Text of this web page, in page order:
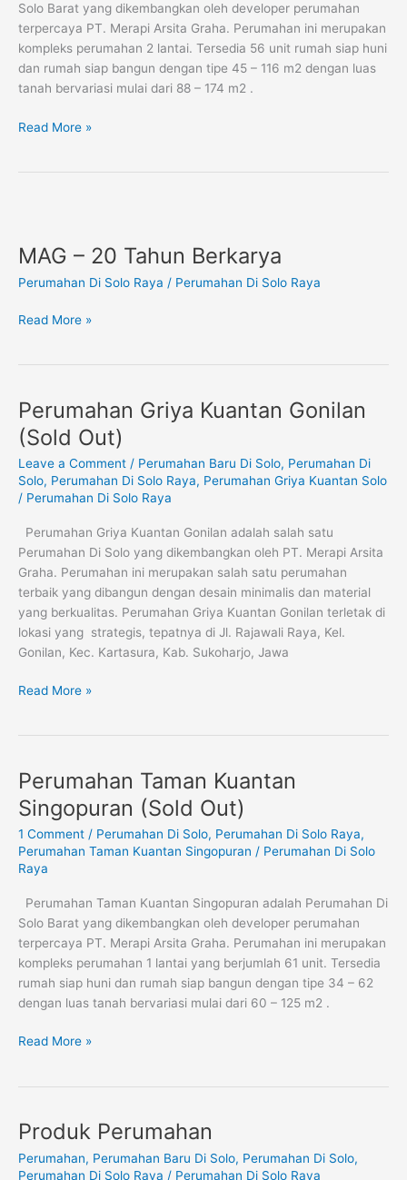
Solo Barat yang dikembangkan oleh developer perumahan
terpercaya PT. Merapi Arsita Graha. Perumahan ini merupakan
kompleks perumahan 2 lantai. Tersedia 56 unit rumah siap huni
dan rumah siap bangun dengan tipe 45 – 116 m2 dengan luas
tanah bervariasi mulai dari 88 – 174 m2 .
Read More »
MAG – 20 Tahun Berkarya
Perumahan Di Solo Raya / Perumahan Di Solo Raya
20
Berkarya
Read More »
Perumahan Griya Kuantan Gonilan
(Sold Out)
Leave a Comment / Perumahan Baru Di Solo, Perumahan Di
Solo, Perumahan Di Solo Raya, Perumahan Griya Kuantan Solo
/ Perumahan Di Solo Raya
Perumahan Griya Kuantan Gonilan adalah salah satu
Perumahan Di Solo yang dikembangkan oleh PT. Merapi Arsita
Graha. Perumahan ini merupakan salah satu perumahan
terbaik yang dibangun dengan desain minimalis dan material
yang berkualitas. Perumahan Griya Kuantan Gonilan terletak di
lokasi yang strategis, tepatnya di Jl. Rajawali Raya, Kel.
Gonilan, Kec. Kartasura, Kab. Sukoharjo, Jawa
Perumahan
Griya
Kuantan
Gonilan
(Sold
Out)
Read More »
Perumahan Taman Kuantan
Singopuran (Sold Out)
1 Comment / Perumahan Di Solo, Perumahan Di Solo Raya,
Perumahan Taman Kuantan Singopuran / Perumahan Di Solo
Raya
Perumahan Taman Kuantan Singopuran adalah Perumahan Di
Solo Barat yang dikembangkan oleh developer perumahan
terpercaya PT. Merapi Arsita Graha. Perumahan ini merupakan
kompleks perumahan 1 lantai yang berjumlah 61 unit. Tersedia
rumah siap huni dan rumah siap bangun dengan tipe 34 – 62
dengan luas tanah bervariasi mulai dari 60 – 125 m2 .
Perumahan
Taman
Kuantan
Singopuran
(Sold
Out)
Read More »
Produk Perumahan
Perumahan, Perumahan Baru Di Solo, Perumahan Di Solo,
Perumahan Di Solo Raya / Perumahan Di Solo Raya
Produk